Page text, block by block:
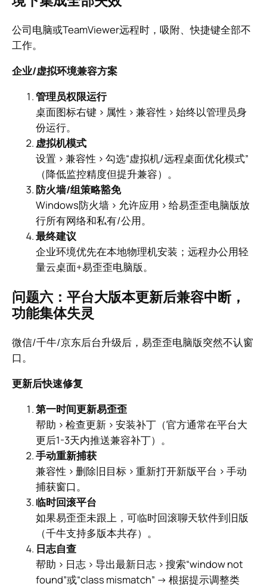
公司电脑或TeamViewer远程时，吸附、快捷键全部不
工作。
企业/虚拟环境兼容方案
管理员权限运行
桌面图标右键 > 属性 > 兼容性 > 始终以管理员身
份运行。
虚拟机模式
设置 > 兼容性 > 勾选“虚拟机/远程桌面优化模式”
（降低监控精度但提升兼容）。
防火墙/组策略豁免
Windows防火墙 > 允许应用 > 给易歪歪电脑版放
行所有网络和私有/公用。
最终建议
企业环境优先在本地物理机安装；远程办公用轻
量云桌面+易歪歪电脑版。
问题六：平台大版本更新后兼容中断，
功能集体失灵
微信/千牛/京东后台升级后，易歪歪电脑版突然不认窗
口。
更新后快速修复
第一时间更新易歪歪
帮助 > 检查更新 > 安装补丁（官方通常在平台大
更后1-3天内推送兼容补丁）。
手动重新捕获
兼容性 > 删除旧目标 > 重新打开新版平台 > 手动
捕获窗口。
临时回滚平台
如果易歪歪未跟上，可临时回滚聊天软件到旧版
（千牛支持多版本共存）。
日志自查
帮助 > 日志 > 导出最新日志 > 搜索“window not
found”或“class mismatch” → 根据提示调整类